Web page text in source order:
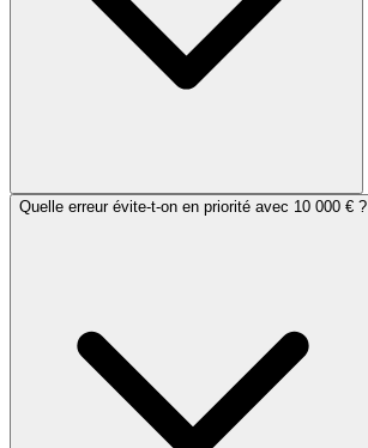
Quelle erreur évite-t-on en priorité avec 10 000 € ?